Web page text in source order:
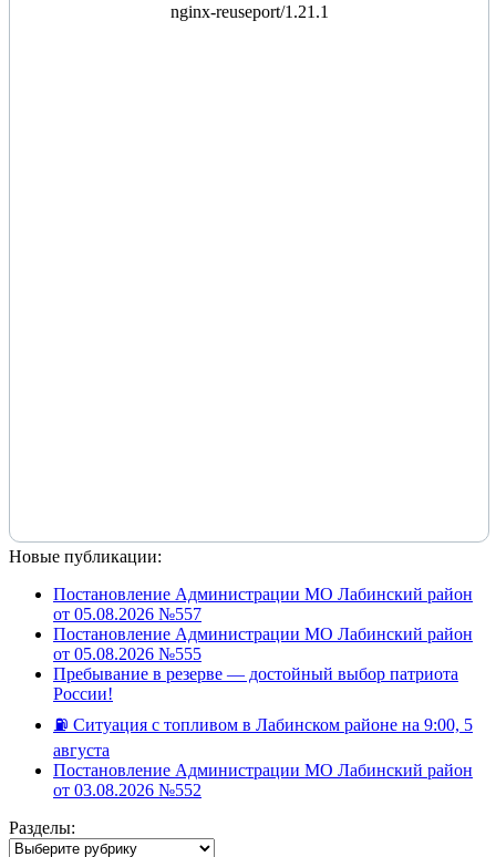
Новые публикации:
Постановление Администрации МО Лабинский район
от 05.08.2026 №557
Постановление Администрации МО Лабинский район
от 05.08.2026 №555
Пребывание в резерве — достойный выбор патриота
России!
⛽️ Ситуация с топливом в Лабинском районе на 9:00, 5
августа
Постановление Администрации МО Лабинский район
от 03.08.2026 №552
Разделы:
Разделы: